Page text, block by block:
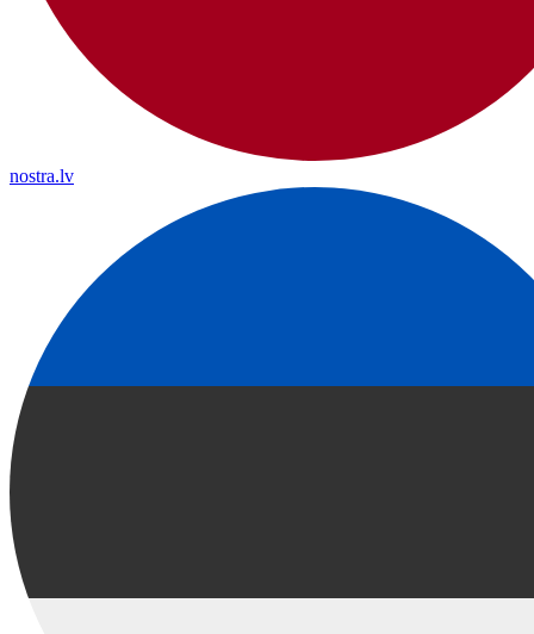
nostra.lv